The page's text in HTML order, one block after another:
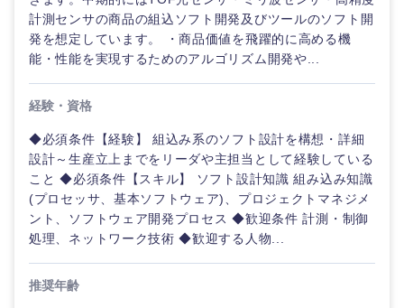
計測センサの商品の組込ソフト開発及びツールのソフト開
発を想定しています。 ・商品価値を飛躍的に高める機
能・性能を実現するためのアルゴリズム開発や...
経験・資格
◆必須条件【経験】 組込み系のソフト設計を構想・詳細
設計～生産立上までをリーダや主担当として経験している
こと ◆必須条件【スキル】 ソフト設計知識 組み込み知識
(プロセッサ、基本ソフトウェア)、プロジェクトマネジメ
ント、ソフトウェア開発プロセス ◆歓迎条件 計測・制御
処理、ネットワーク技術 ◆歓迎する人物...
推奨年齢